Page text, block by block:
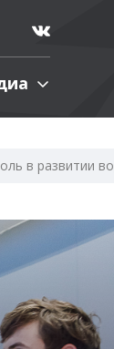
в развитии